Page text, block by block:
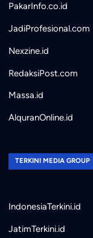
PakarInfo.co.id
JadiProfesional.com
Nexzine.id
RedaksiPost.com
Massa.id
AlquranOnline.id
TERKINI MEDIA GROUP
IndonesiaTerkini.id
JatimTerkini.id